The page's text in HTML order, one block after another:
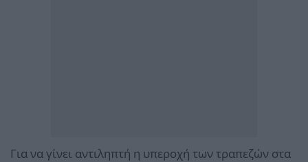
Για να γίνει αντιληπτή η υπεροχή των τραπεζών στα